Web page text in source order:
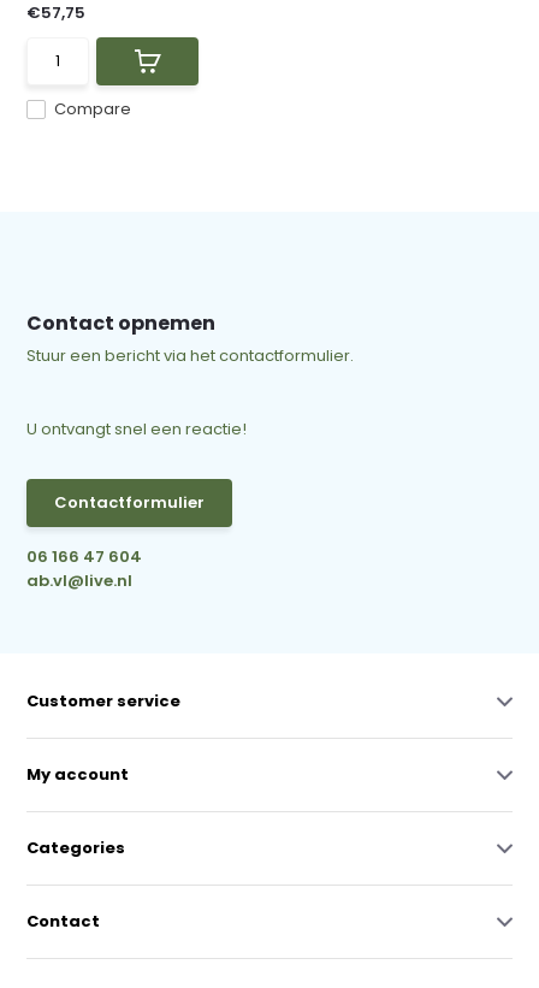
Compare
€57,75
Contact opnemen
Stuur een bericht via het contactformulier.
U ontvangt snel een reactie!
Contactformulier
06 166 47 604
ab.vl@live.nl
Customer service
My account
Categories
Contact